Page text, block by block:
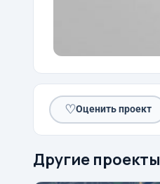
♡Оценить проект
Другие проекты